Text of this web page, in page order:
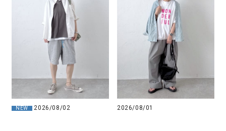
NEW 2026/08/02 2026/08/01